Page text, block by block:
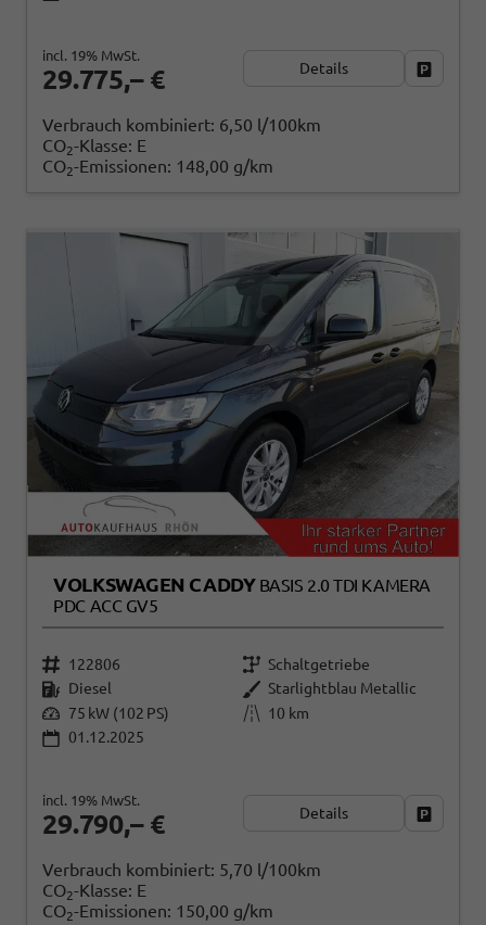
29.775,– €
incl. 19% MwSt.
Details
Verbrauch kombiniert: 6,50 l/100km
CO2-Klasse: E
CO2-Emissionen: 148,00 g/km
VOLKSWAGEN CADDY BASIS 2.0 TDI KAMERA
PDC ACC GV5
122806
Schaltgetriebe
Diesel
Starlightblau Metallic
75 kW (102 PS)
10 km
01.12.2025
29.790,– €
incl. 19% MwSt.
Details
Verbrauch kombiniert: 5,70 l/100km
CO2-Klasse: E
CO2-Emissionen: 150,00 g/km